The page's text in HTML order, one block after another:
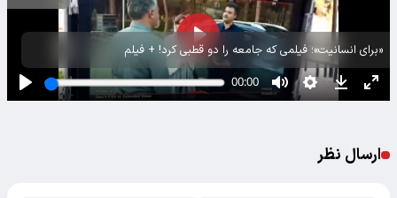
«برای انسانیت»؛ فیلمی که جامعه را دو قطبی کرد! + فیلم
ارسال نظر